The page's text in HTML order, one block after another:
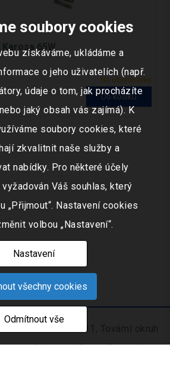
65W
Na objednávku
Do košíku
IČO: 253 51 311, Tovární okruh
nad Moravicí, Czech Republic
soubory cookies
získáváme, ukládáme a
o jeho uživatelích (např.
údaje o tom, jak procházíte
jaký obsah vás zajímá). K
soubory cookies, které
zkvalitnit naše služby a
nabídky. Pro některé účely
Váš souhlas, který
„Přijmout“. Nastavení cookies
volbou „Nastavení“.
Nastavení
všechny cookies
Odmítnout vše